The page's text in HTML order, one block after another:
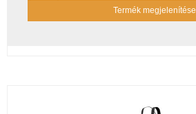
Termék megjelenítése